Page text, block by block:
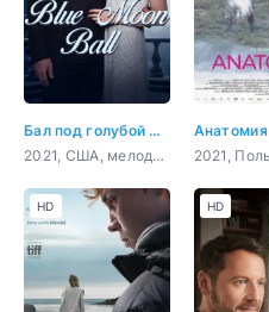
Бал под голубой луной
2021, США, мелодрама
Анатомия
HD HD